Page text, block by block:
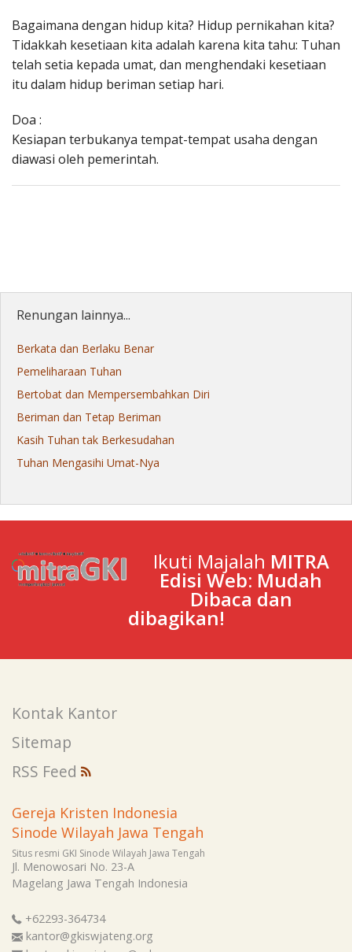
Bagaimana dengan hidup kita? Hidup pernikahan kita?
Tidakkah kesetiaan kita adalah karena kita tahu: Tuhan
telah setia kepada umat, dan menghendaki kesetiaan
itu dalam hidup beriman setiap hari.
Doa :
Kesiapan terbukanya tempat-tempat usaha dengan
diawasi oleh pemerintah.
Renungan lainnya...
Berkata dan Berlaku Benar
Pemeliharaan Tuhan
Bertobat dan Mempersembahkan Diri
Beriman dan Tetap Beriman
Kasih Tuhan tak Berkesudahan
Tuhan Mengasihi Umat-Nya
Ikuti Majalah MITRA
Edisi Web: Mudah
Dibaca dan
dibagikan!
Kontak Kantor
Sitemap
RSS Feed
Gereja Kristen Indonesia
Sinode Wilayah Jawa Tengah
Situs resmi GKI Sinode Wilayah Jawa Tengah
Jl. Menowosari No. 23-A
Magelang Jawa Tengah Indonesia
+62293-364734
kantor@gkiswjateng.org